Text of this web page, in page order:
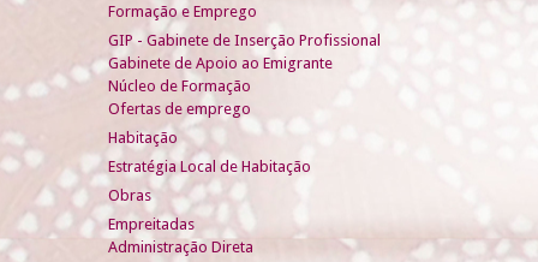
Formação e Emprego
GIP - Gabinete de Inserção Profissional
Gabinete de Apoio ao Emigrante
Núcleo de Formação
Ofertas de emprego
Habitação
Estratégia Local de Habitação
Obras
Empreitadas
Administração Direta